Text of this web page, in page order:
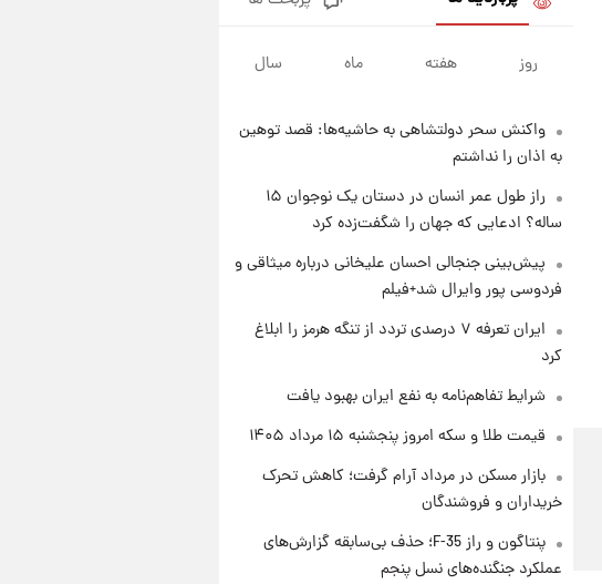
فال قهوه روزانه پنجشنبه ۱۵ مرداد
ماه ۱۴۰۵
۱ روز پیش
چهارشنبه ۱۴ مرداد + جدول
۱ روز پیش
تولید سایپا؛ نام خودرو، مبلغ پیش
پرداخت و زمان تحویل | سود
مشارکت چند درصد است؟
روز هفته ماه سال
واکنش سحر دولتشاهی به حاشیه‌ها: قصد توهین
به اذان را نداشتم
راز طول عمر انسان در دستان یک نوجوان ۱۵
ساله؟ ادعایی که جهان را شگفت‌زده کرد
پیش‌بینی جنجالی احسان علیخانی درباره میثاقی و
فردوسی پور وایرال شد+فیلم
ایران تعرفه ۷ درصدی تردد از تنگه هرمز را ابلاغ
کرد
شرایط تفاهم‌نامه به نفع ایران بهبود یافت
قیمت طلا و سکه امروز پنجشنبه ۱۵ مرداد ۱۴۰۵
بازار مسکن در مرداد آرام گرفت؛ کاهش تحرک
خریداران و فروشندگان
پنتاگون و راز F-35؛ حذف بی‌سابقه گزارش‌های
عملکرد جنگنده‌های نسل پنجم